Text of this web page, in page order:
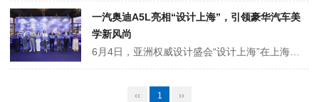
一汽奥迪A5L亮相“设计上海”，引领豪华汽车美
学新风尚
‹‹ 1 ››